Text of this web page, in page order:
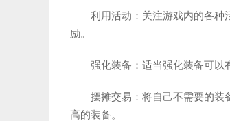
利用活动：关注游戏内的各种
励。
强化装备：适当强化装备可以
摆摊交易：将自己不需要的装
高的装备。